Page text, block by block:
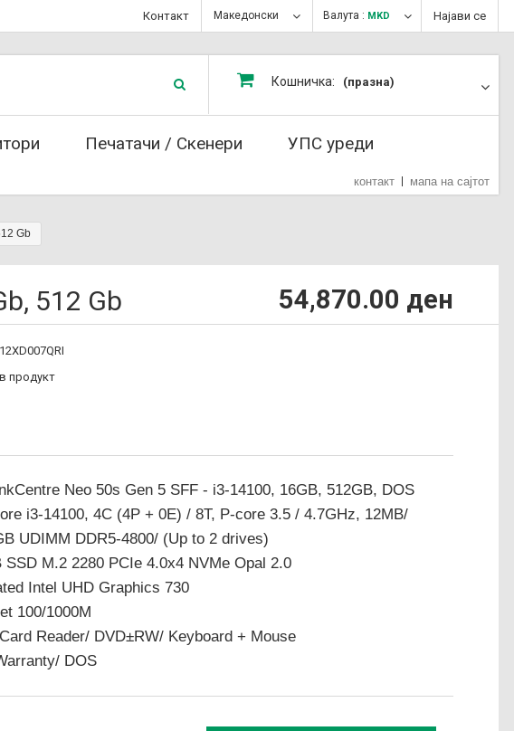
Најави се
Валута : MKD
Македонски
Контакт
Кошничка: (празна)
Печатачи / Скенери УПС уреди
контакт мапа на сајтот
Gb
512 Gb 54,870.00 ден
12XD007QRI
продукт
Neo 50s Gen 5 SFF - i3-14100, 16GB, 512GB, DOS
i3-14100, 4C (4P + 0E) / 8T, P-core 3.5 / 4.7GHz, 12MB/
UDIMM DDR5-4800/ (Up to 2 drives)
SSD M.2 2280 PCIe 4.0x4 NVMe Opal 2.0
Intel UHD Graphics 730
100/1000M
Reader/ DVD±RW/ Keyboard + Mouse
DOS